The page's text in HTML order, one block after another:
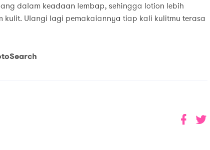
dalam keadaan lembap, sehingga lotion lebih
kulit. Ulangi lagi pemakaiannya tiap kali kulitmu terasa